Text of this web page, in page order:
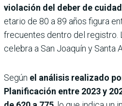
violación del deber de
etario de 80 a 89 años figura
frecuentes dentro del registro.
celebra a San Joaquín y Santa
Según el análisis realizado
Planificación entre 2023 y